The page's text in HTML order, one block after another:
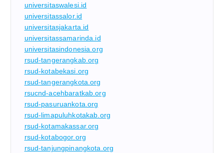
universitaswalesi.id
universitassalor.id
universitasjakarta.id
universitassamarinda.id
universitasindonesia.org
rsud-tangerangkab.org
rsud-kotabekasi.org
rsud-tangerangkota.org
rsucnd-acehbaratkab.org
rsud-pasuruankota.org
rsud-limapuluhkotakab.org
rsud-kotamakassar.org
rsud-kotabogor.org
rsud-tanjungpinangkota.org